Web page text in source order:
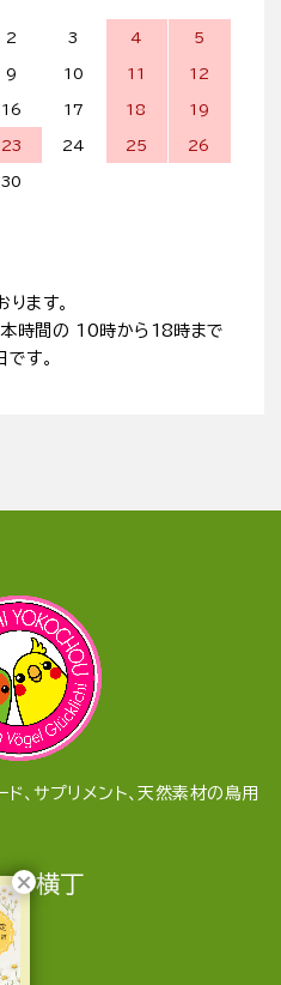
2 3 4 5
9 10 11 12
16 17 18 19
23 24 25 26
30
ます。
時間の 10時から18時まで
す。
、サプリメント、天然素材の鳥用
ち横丁